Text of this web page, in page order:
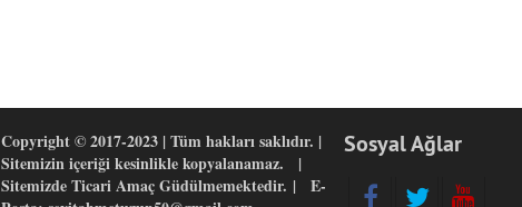
Copyright © 2017-2023 | Tüm hakları saklıdır. |
Sitemizin içeriği kesinlikle kopyalanamaz. |
Sitemizde Ticari Amaç Güdülmemektedir. | E-
Sosyal Ağlar